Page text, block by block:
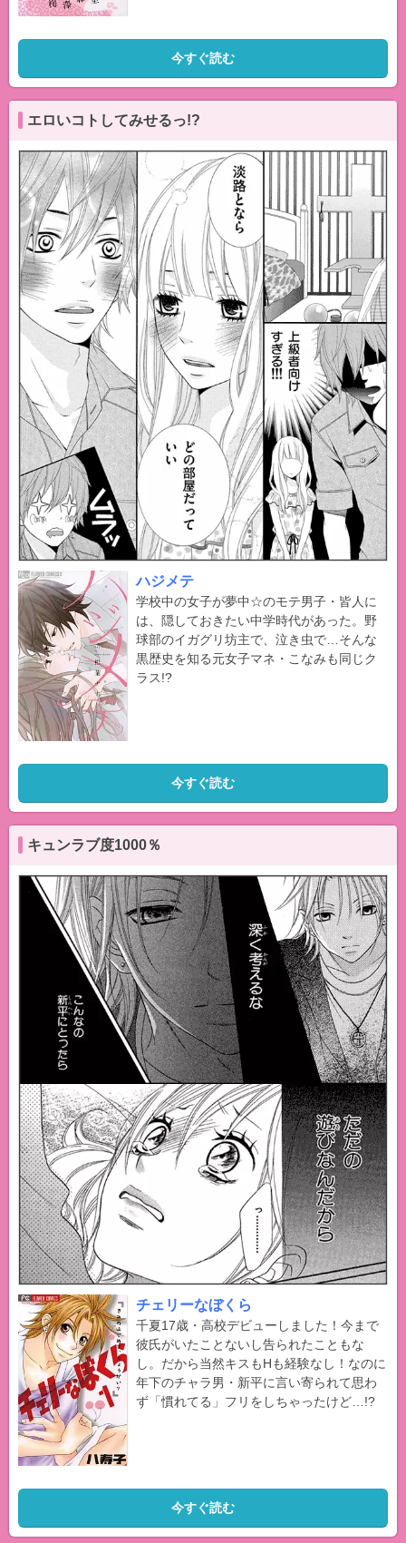
今すぐ読む
エロいコトしてみせるっ!?
ハジメテ
学校中の女子が夢中☆のモテ男子・皆人に
は、隠しておきたい中学時代があった。野
球部のイガグリ坊主で、泣き虫で…そんな
黒歴史を知る元女子マネ・こなみも同じク
ラス!?
今すぐ読む
キュンラブ度1000％
チェリーなぼくら
千夏17歳・高校デビューしました！今まで
彼氏がいたことないし告られたこともな
し。だから当然キスもHも経験なし！なのに
年下のチャラ男・新平に言い寄られて思わ
ず「慣れてる」フリをしちゃったけど…!?
今すぐ読む